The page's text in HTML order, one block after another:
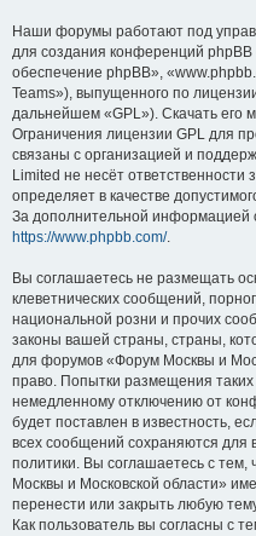
Наши форумы работают под
для создания конференций
обеспечение phpBB»,
Teams»), выпущенного по
дальнейшем «GPL»). Скачать его
Ограничения лицензии GPL для
связаны с организацией и
Limited не несёт
определяет в качестве
За дополнительной информацией
https://www.phpbb.com/.
Вы соглашаетесь не размещать
клеветнических сообщений,
национальной розни и прочих
законы вашей страны, страны,
для форумов «Форум Москвы и
право. Попытки размещения
немедленному отключению от
будет поставлен в известность,
всех сообщений сохраняются для
политики. Вы соглашаетесь с
Москвы и Московской области»
перенести или закрыть любую
Как пользователь вы согласны с